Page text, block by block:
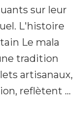
sur leur
L'histoire
Le mala
tradition
artisanaux,
reflètent …